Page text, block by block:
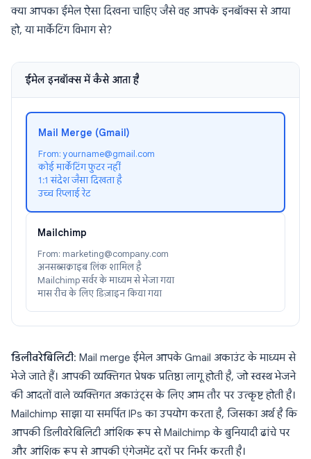
क्या आपका ईमेल ऐसा दिखना चाहिए जैसे वह आपके इनबॉक्स से आया
हो, या मार्केटिंग विभाग से?
ईमेल इनबॉक्स में कैसे आता है
Mail Merge (Gmail)
From: yourname@gmail.com
कोई मार्केटिंग फुटर नहीं
1:1 संदेश जैसा दिखता है
उच्च रिप्लाई रेट
Mailchimp
From: marketing@company.com
अनसब्सक्राइब लिंक शामिल है
Mailchimp सर्वर के माध्यम से भेजा गया
मास रीच के लिए डिज़ाइन किया गया
डिलीवरेबिलिटी: Mail merge ईमेल आपके Gmail अकाउंट के माध्यम से
भेजे जाते हैं। आपकी व्यक्तिगत प्रेषक प्रतिष्ठा लागू होती है, जो स्वस्थ भेजने
की आदतों वाले व्यक्तिगत अकाउंट्स के लिए आम तौर पर उत्कृष्ट होती है।
Mailchimp साझा या समर्पित IPs का उपयोग करता है, जिसका अर्थ है कि
आपकी डिलीवरेबिलिटी आंशिक रूप से Mailchimp के बुनियादी ढांचे पर
और आंशिक रूप से आपकी एंगेजमेंट दरों पर निर्भर करती है।